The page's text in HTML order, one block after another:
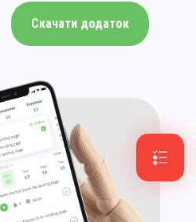
Скачати додаток